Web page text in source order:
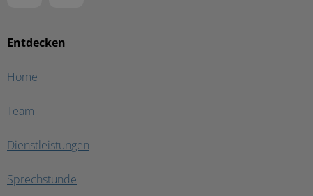
Entdecken
Home
Team
Dienstleistungen
Sprechstunde